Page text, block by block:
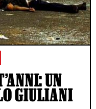
UN
GIULIANI